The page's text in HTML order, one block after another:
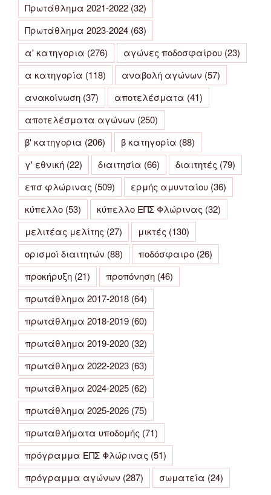
Πρωτάθλημα 2021-2022 (32)
Πρωτάθλημα 2023-2024 (63)
α' κατηγορια (276) αγώνες ποδοσφαίρου (23)
α κατηγορία (118) αναβολή αγώνων (57)
ανακοίνωση (37) αποτελέσματα (41)
αποτελέσματα αγώνων (250)
β' κατηγορια (206) β κατηγορία (88)
γ' εθνική (22) διαιτησία (66) διαιτητές (79)
επσ φλώρινας (509) ερμής αμυνταίου (36)
κύπελλο (53) κύπελλο ΕΠΣ Φλώρινας (32)
μελιτέας μελίτης (27) μικτές (130)
ορισμοί διαιτητών (88) ποδόσφαιρο (26)
προκήρυξη (21) προπόνηση (46)
πρωτάθλημα 2017-2018 (64)
πρωτάθλημα 2018-2019 (60)
πρωτάθλημα 2019-2020 (32)
πρωτάθλημα 2022-2023 (63)
πρωτάθλημα 2024-2025 (62)
πρωτάθλημα 2025-2026 (75)
πρωταθλήματα υποδομής (71)
πρόγραμμα ΕΠΣ Φλώρινας (51)
πρόγραμμα αγώνων (287) σωματεία (24)